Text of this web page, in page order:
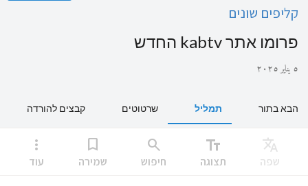
קליפים שונים
פרומו אתר kabtv החדש
٥ يناير ٢٠٢٥
הבא בתור תמליל שרטוטים קבצים להורדה
Translate
שפה
text_fields
תצוגה
search
חיפוש
bookmark
שמירה
more_vert
עוד